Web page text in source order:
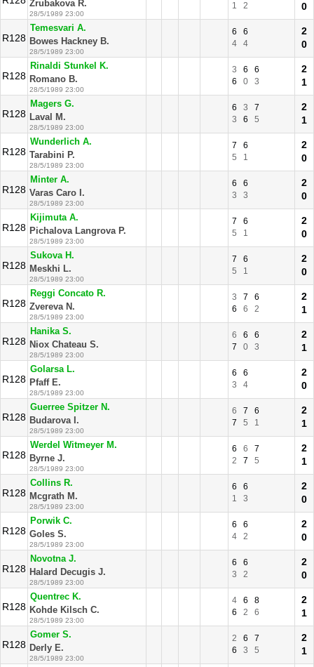
Zrubakova R.
28/5/1989 23:00
1
2
0
R128
Temesvari A.
Bowes Hackney B.
28/5/1989 23:00
6
6
4
4
2
0
R128
Rinaldi Stunkel K.
Romano B.
28/5/1989 23:00
3 6
6
6
0 3
2
1
R128
Magers G.
Laval M.
28/5/1989 23:00
6 3
7
3
6 5
2
1
R128
Wunderlich A.
Tarabini P.
28/5/1989 23:00
7
6
5
1
2
0
R128
Minter A.
Varas Caro I.
28/5/1989 23:00
6
6
3
3
2
0
R128
Kijimuta A.
Pichalova Langrova P.
28/5/1989 23:00
7
6
5
1
2
0
R128
Sukova H.
Meskhi L.
28/5/1989 23:00
7
6
5
1
2
0
R128
Reggi Concato R.
Zvereva N.
28/5/1989 23:00
3 7
6
6
6 2
2
1
R128
Hanika S.
Niox Chateau S.
28/5/1989 23:00
6 6
6
7
0 3
2
1
R128
Golarsa L.
Pfaff E.
28/5/1989 23:00
6
6
3
4
2
0
R128
Guerree Spitzer N.
Budarova I.
28/5/1989 23:00
6 7
6
7
5 1
2
1
R128
Werdel Witmeyer M.
Byrne J.
28/5/1989 23:00
6 6
7
2
7 5
2
1
R128
Collins R.
Mcgrath M.
28/5/1989 23:00
6
6
1
3
2
0
R128
Porwik C.
Goles S.
28/5/1989 23:00
6
6
4
2
2
0
R128
Novotna J.
Halard Decugis J.
28/5/1989 23:00
6
6
3
2
2
0
R128
Quentrec K.
Kohde Kilsch C.
28/5/1989 23:00
4 6
8
6
2 6
2
1
R128
Gomer S.
Derly E.
28/5/1989 23:00
2 6
7
6
3 5
2
1